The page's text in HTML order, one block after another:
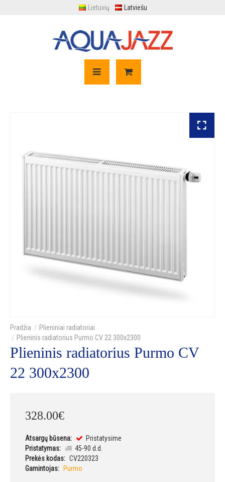
Lietuvių Latviešu
Plieniniai radiatoriai
Plieninis radiatorius Purmo CV 22 300x2300
Plieninis radiatorius Purmo CV
22 300x2300
328.00€
Atsargų būsena:
Pristatysime
Pristatymas:
45-90 d.d.
Prekės kodas: CV220323
Gamintojas:
Purmo